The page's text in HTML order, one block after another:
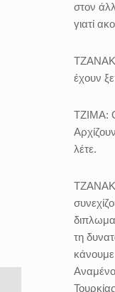
στον
γιατί
έχουν
ΤΖΙΜΑ:
λέτε.
τη
κάνουμε